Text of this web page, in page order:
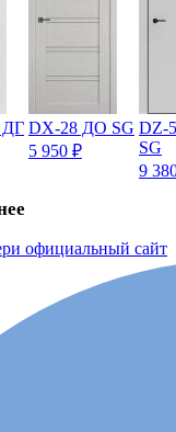
ДГ DX-28 ДО SG
5 950 ₽
DZ-
SG
9
официальный сайт